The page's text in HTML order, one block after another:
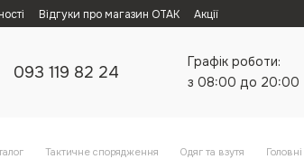
Відгуки про магазин ОТАК Акції
093 119 82 24
Графік роботи:
з 08:00 до 20:00
Тактичне спорядження Одяг та взутя